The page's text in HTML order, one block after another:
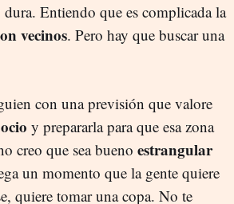
dura. Entiendo que es complicada la
vecinos. Pero hay que buscar una
con una previsión que valore
y prepararla para que esa zona
creo que sea bueno estrangular
un momento que la gente quiere
quiere tomar una copa. No te